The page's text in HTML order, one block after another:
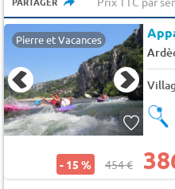
Pierre et Vacances
- 15 % 454 €